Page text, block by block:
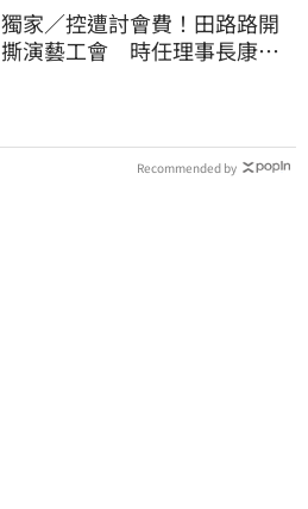
獨家／控遭討會費！田路路開
撕演藝工會 時任理事長康凱
Recommended by